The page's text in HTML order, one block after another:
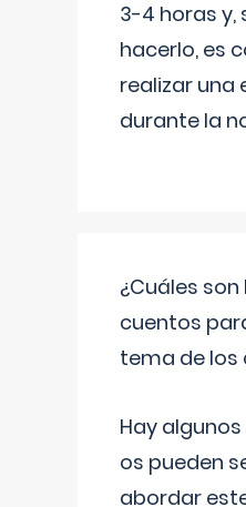
3-4 horas y,
hacerlo, es
realizar una
durante la
¿Cuáles
cuentos
tema de los
Hay
os pueden
abordar